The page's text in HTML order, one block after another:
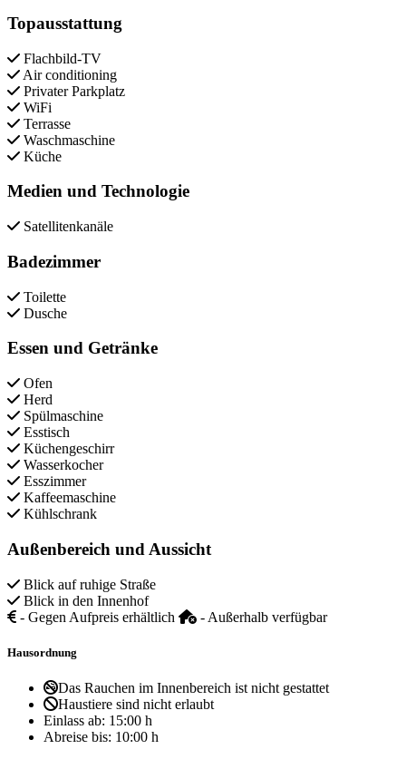
Topausstattung
Flachbild-TV
Air conditioning
Privater Parkplatz
WiFi
Terrasse
Waschmaschine
Küche
Medien und Technologie
Satellitenkanäle
Badezimmer
Toilette
Dusche
Essen und Getränke
Ofen
Herd
Spülmaschine
Esstisch
Küchengeschirr
Wasserkocher
Esszimmer
Kaffeemaschine
Kühlschrank
Außenbereich und Aussicht
Blick auf ruhige Straße
Blick in den Innenhof
- Gegen Aufpreis erhältlich
- Außerhalb verfügbar
Hausordnung
Das Rauchen im Innenbereich ist nicht gestattet
Haustiere sind nicht erlaubt
Einlass ab: 15:00 h
Abreise bis: 10:00 h